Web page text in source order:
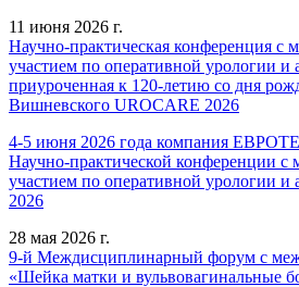
11 июня 2026 г.
Научно-практическая конференция с
участием по оперативной урологии и
приуроченная к 120-летию со дня
Вишневского UROCARE 2026
4-5 июня 2026 года компания
Научно-практической конференции
участием по оперативной урологии
2026
28 мая 2026 г.
9-й Междисциплинарный форум с
«Шейка матки и вульвовагинальные